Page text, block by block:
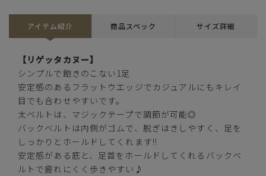
ベージュ
S(22.0cm～22.5cm)
アイテム紹介 商品スペック サイズ詳細
【リゲッタカヌー】
シンプルで飽きのこない1足
安定感のあるフラットウエッジでカジュアルにもキレイ
目でも合わせやすいです。
太ベルトは、マジックテープで調節が可能◎
バックベルトは内側がゴムで、脱ぎはきしやすく、足を
しっかりとホールドしてくれます!!
安定感がある底と、足首をホールドしてくれるバックベ
ルトで疲れにくく歩きやすい♪